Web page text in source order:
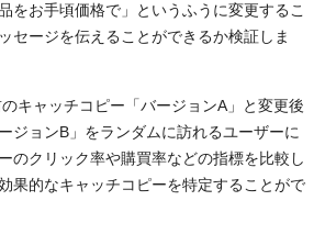
をお手頃価格で」というふうに変更するこ
セージを伝えることができるか検証しま
キャッチコピー「バージョンA」と変更後
ジョンB」をランダムに訪れるユーザーに
のクリック率や購買率などの指標を比較し
果的なキャッチコピーを特定することがで